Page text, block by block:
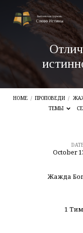
HOME / ПРОПОВЕДИ /
ТЕМЫ
черты
October
Жажда
1